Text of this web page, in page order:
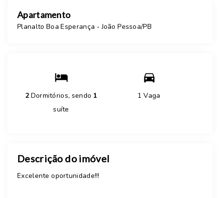
Apartamento
Planalto Boa Esperança - João Pessoa/PB
2Dormitórios, sendo 1
suíte
1 Vaga
Descrição do imóvel
Excelente oportunidade!!!